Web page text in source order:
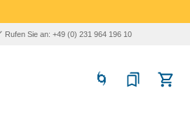
Rufen Sie an: +49 (0) 231 964 196 10